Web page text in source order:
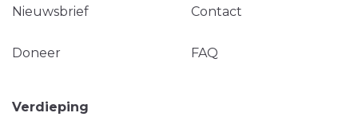
Nieuwsbrief Contact
Doneer FAQ
Verdieping